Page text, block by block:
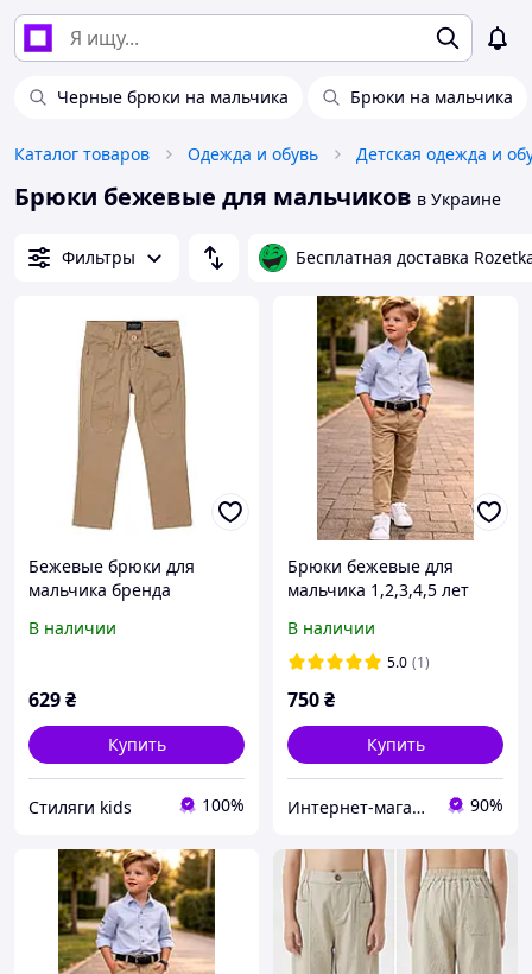
Черные брюки на мальчика Брюки на мальчика
Каталог товаров Одежда и обувь Детская одежда и
Брюки бежевые для мальчиков в Украине
Фильтры Бесплатная доставка
Бежевые брюки для
мальчика бренда
В наличии
629₴
Купить
Стиляги kids 100%
Брюки бежевые для
мальчика 1,2,3,4,5 лет
В наличии
5.0 (1)
750₴
Купить
Интернет-магазин "Лимпопо"- для детей и подростков 90%